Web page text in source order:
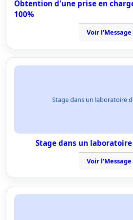
Obtention d'une prise en
100%
Voir l'Message
Stage dans un laboratoire
Stage dans un
Voir l'Message